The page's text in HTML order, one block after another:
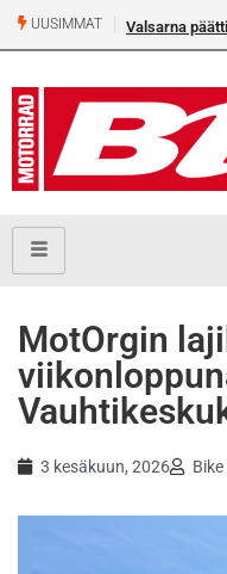
UUSIMMAT Valsarna
MotOrgin
3 kesäkuun, 2026 Bike